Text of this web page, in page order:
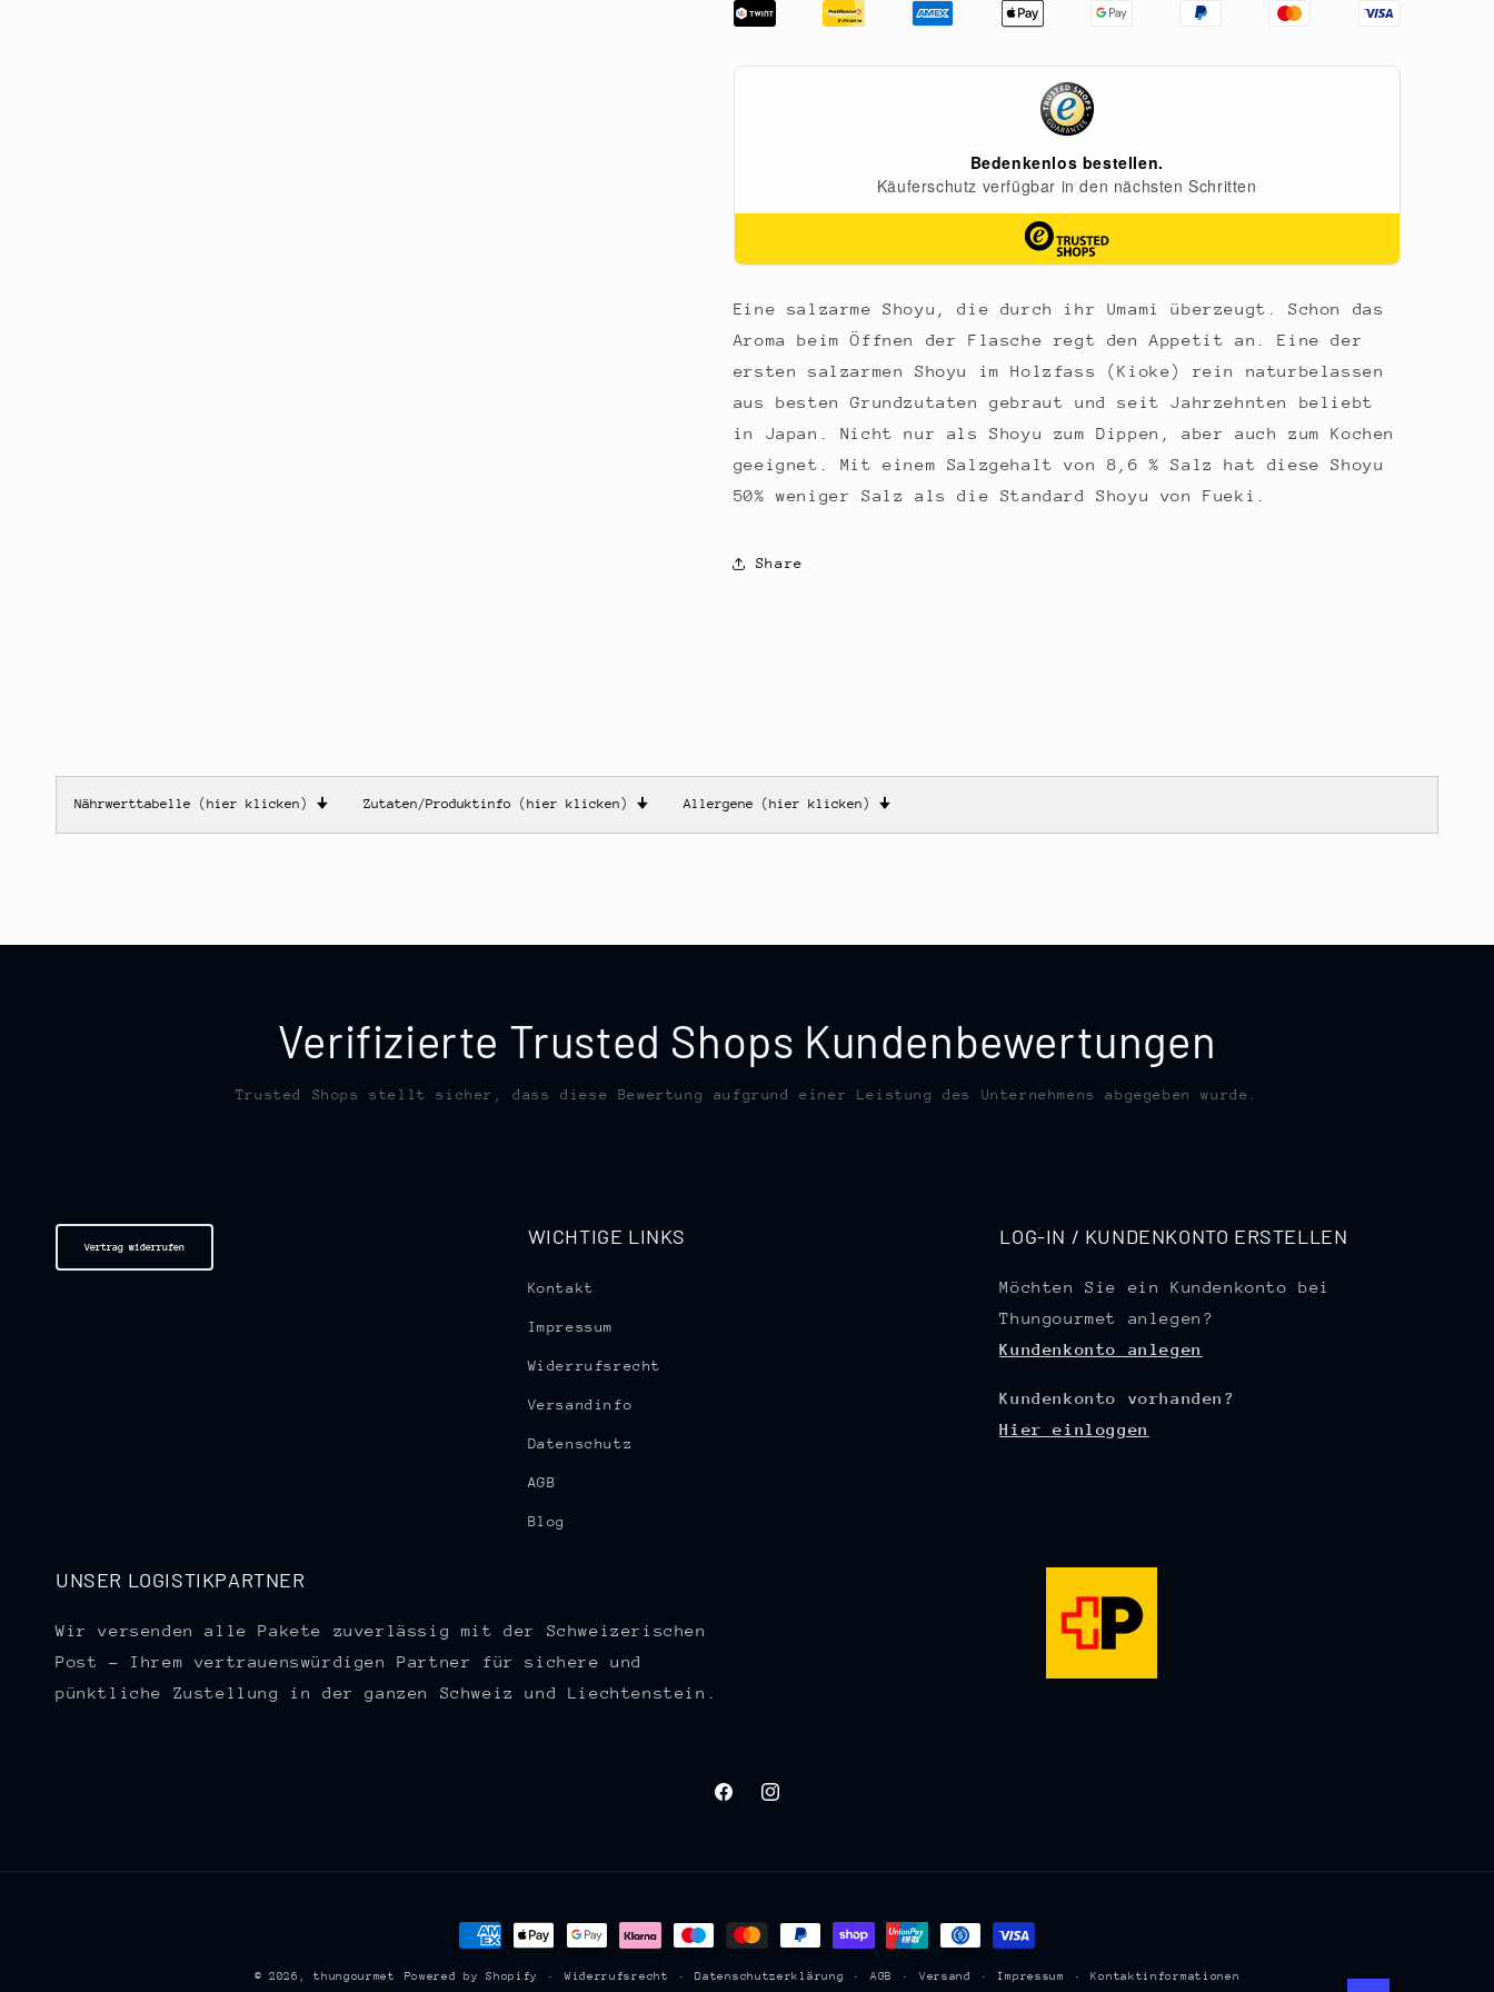
Sauce,
Shoyu,
Sauce,
Shoyu,
Eine salzarme Shoyu, die durch ihr Umami überzeugt. Schon das
Aroma beim Öffnen der Flasche regt den Appetit an. Eine der
ersten salzarmen Shoyu im Holzfass (Kioke) rein naturbelassen
aus besten Grundzutaten gebraut und seit Jahrzehnten beliebt
in Japan. Nicht nur als Shoyu zum Dippen, aber auch zum Kochen
geeignet. Mit einem Salzgehalt von 8,6 % Salz hat diese Shoyu
50% weniger Salz als die Standard Shoyu von Fueki.
Share
Nährwerttabelle (hier klicken) 🠋 Zutaten/Produktinfo (hier klicken) 🠋 Allergene (hier klicken) 🠋
Verifizierte Trusted Shops Kundenbewertungen
Trusted Shops stellt sicher, dass diese Bewertung aufgrund einer Leistung des Unternehmens abgegeben wurde.
Vertrag widerrufen WICHTIGE LINKS
Kontakt
Impressum
Widerrufsrecht
Versandinfo
Datenschutz
AGB
Blog
LOG-IN / KUNDENKONTO ERSTELLEN
Möchten Sie ein Kundenkonto bei
Thungourmet anlegen?
Kundenkonto anlegen
Kundenkonto vorhanden?
Hier einloggen
UNSER LOGISTIKPARTNER
Wir versenden alle Pakete zuverlässig mit der Schweizerischen
Post – Ihrem vertrauenswürdigen Partner für sichere und
pünktliche Zustellung in der ganzen Schweiz und Liechtenstein.
FacebookInstagram
Zahlungsmethoden
© 2026,thungourmet Powered by Shopify Widerrufsrecht Datenschutzerklärung AGB Versand Impressum Kontaktinformationen